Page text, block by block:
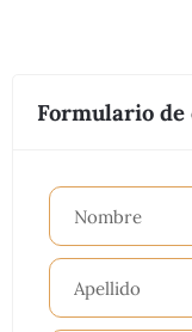
Formulario